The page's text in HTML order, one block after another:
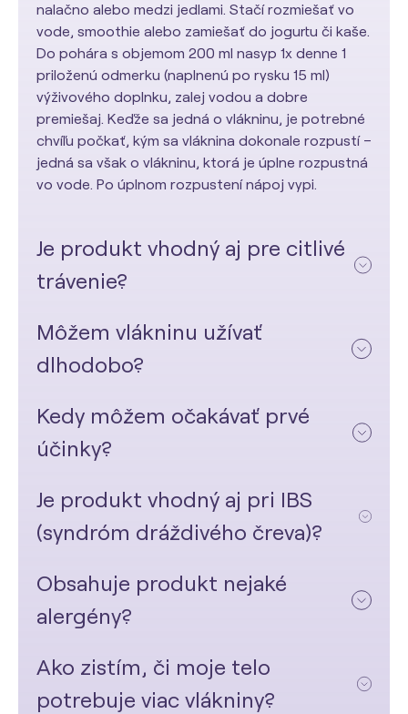
nalačno alebo medzi jedlami. Stačí rozmiešať vo
vode, smoothie alebo zamiešať do jogurtu či kaše.
Do pohára s objemom 200 ml nasyp 1x denne 1
priloženú odmerku (naplnenú po rysku 15 ml)
výživového doplnku, zalej vodou a dobre
premiešaj. Keďže sa jedná o vlákninu, je potrebné
chvíľu počkať, kým sa vláknina dokonale rozpustí –
jedná sa však o vlákninu, ktorá je úplne rozpustná
vo vode. Po úplnom rozpustení nápoj vypi.
Je produkt vhodný aj pre citlivé
trávenie?
Môžem vlákninu užívať
dlhodobo?
Kedy môžem očakávať prvé
účinky?
Je produkt vhodný aj pri IBS
(syndróm dráždivého čreva)?
Obsahuje produkt nejaké
alergény?
Ako zistím, či moje telo
potrebuje viac vlákniny?